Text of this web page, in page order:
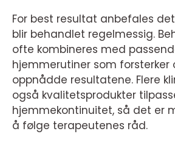
For best resultat anbefales
blir behandlet regelmessig.
ofte kombineres med
hjemmerutiner som forsterker
oppnådde resultatene. Flere
også kvalitetsprodukter
hjemmekontinuitet, så det er
å følge terapeutenes råd.